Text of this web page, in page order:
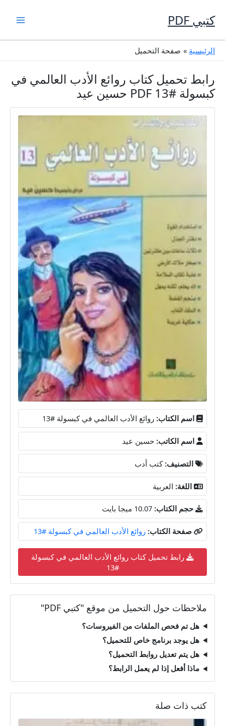
إلى
المحتوى
كتبي PDF
الرئيسية صفحة التحميل
رابط تحميل كتاب روائع الأدب العالمي في
كبسولة #13 PDF حسين عيد
اسم الكتاب: روائع الأدب العالمي في كبسولة #13
اسم الكاتب: حسين عيد
التصنيف: كتب أدب
اللغة: العربية
حجم الكتاب: 10.07 ميجا بايت
صفحة الكتاب: روائع الأدب العالمي في كبسولة #13
رابط تحميل كتاب روائع الأدب العالمي في كبسولة
#13
ملاحظات حول التحميل من موقع "كتبي PDF"
هل تم فحص الملفات من الفيروسات؟
هل يوجد برنامج خاص للتحميل؟
هل يتم تعديل روابط التحميل؟
ماذا أفعل إذا لم يعمل الرابط؟
كتب ذات صلة